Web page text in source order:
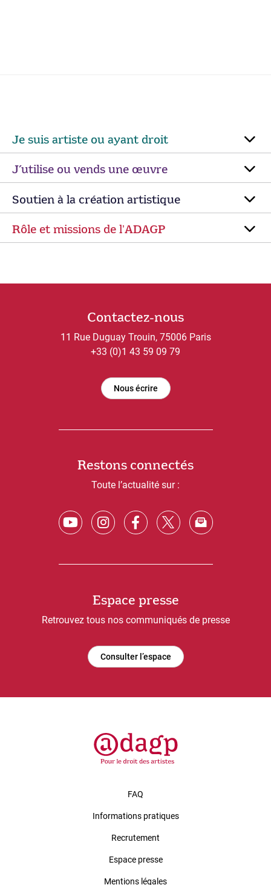
Je suis artiste ou ayant droit
J’utilise ou vends une œuvre
Soutien à la création artistique
Rôle et missions de lʼADAGP
Contactez-nous
11 Rue Duguay Trouin, 75006 Paris
+33 (0)1 43 59 09 79
Nous écrire
Restons connectés
Toute l’actualité sur :
Espace presse
Retrouvez tous nos communiqués de presse
Consulter l’espace
FAQ
Informations pratiques
Recrutement
Espace presse
Mentions légales